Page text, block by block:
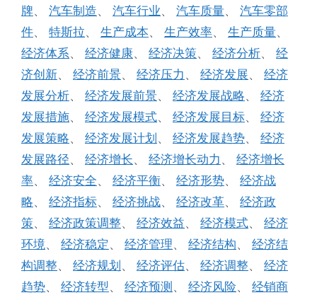
牌、 汽车制造、 汽车行业、 汽车质量、 汽车零部
件、 特斯拉、 生产成本、 生产效率、 生产质量、
经济体系、 经济健康、 经济决策、 经济分析、 经
济创新、 经济前景、 经济压力 、 经济发展、 经济
发展分析、 经济发展前景、 经济发展战略、 经济
发展措施、 经济发展模式、 经济发展目标、 经济
发展策略、 经济发展计划 、 经济发展趋势、 经济
发展路径、 经济增长、 经济增长动力 、 经济增长
率、 经济安全、 经济平衡、 经济形势、 经济战
略、 经济指标、 经济挑战、 经济改革、 经济政
策、 经济政策调整、 经济效益、 经济模式、 经济
环境、 经济稳定 、 经济管理、 经济结构、 经济结
构调整、 经济规划 、 经济评估、 经济调整、 经济
趋势、 经济转型、 经济预测 、 经济风险、 经销商